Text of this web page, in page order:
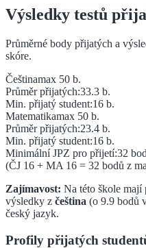
Výsledky testů
Průměrné body přijatých a
skóre.
Češtinamax 50 b.
Průměr přijatých:33.3 b.
Min. přijatý student:16 b.
Matematikamax 50 b.
Průměr přijatých:23.4 b.
Min. přijatý student:16 b.
Minimální JPZ pro přijetí:32
(ČJ 16 + MA 16 = 32 bodů z
Zajímavost: Na této škole mají
výsledky z čeština (o 9.9 bodů
český jazyk.
Profily přijatých